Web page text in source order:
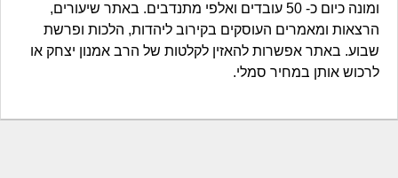
ומונה כיום כ- 50 עובדים ואלפי מתנדבים. באתר שיעורים,
הרצאות ומאמרים העוסקים בקירוב ליהדות, הלכות ופרשת
שבוע. באתר אפשרות להאזין לקלטות של הרב אמנון יצחק או
לרכוש אותן במחיר סמלי.